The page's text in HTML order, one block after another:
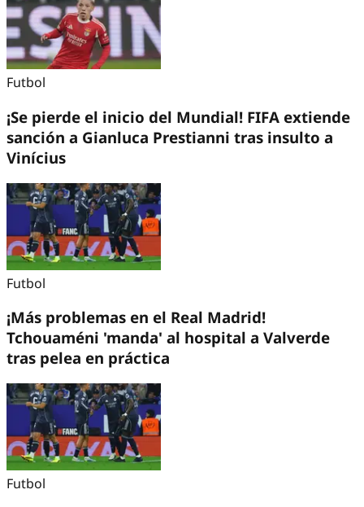
Futbol
¡Se pierde el inicio del Mundial! FIFA extiende
sanción a Gianluca Prestianni tras insulto a
Vinícius
Futbol
¡Más problemas en el Real Madrid!
Tchouaméni 'manda' al hospital a Valverde
tras pelea en práctica
Futbol